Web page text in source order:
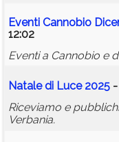
Eventi Cannobio
12:02
Eventi a Cannobio e
Natale di Luce 2025
Riceviamo e
Verbania.